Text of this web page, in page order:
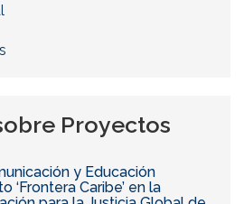
Proyectos
y Educación
‘Frontera Caribe’ en la